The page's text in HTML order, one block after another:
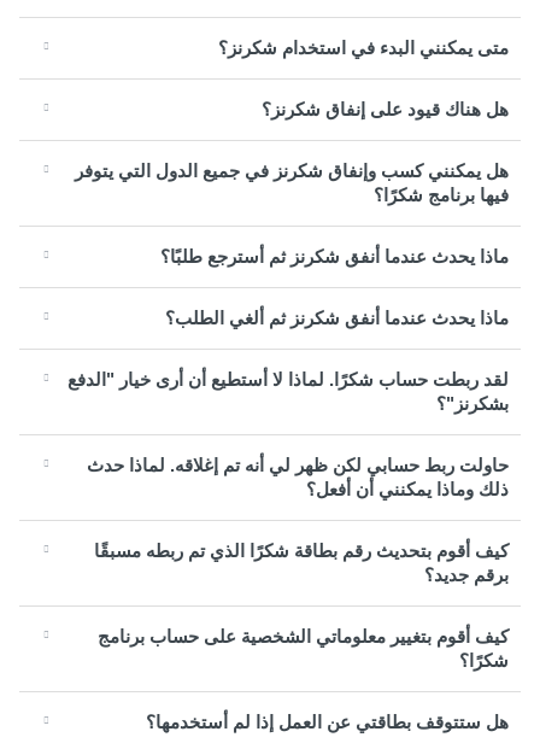
متى يمكنني البدء في استخدام شكرنز؟
هل هناك قيود على إنفاق شكرنز؟
هل يمكنني كسب وإنفاق شكرنز في جميع الدول التي يتوفر
فيها برنامج شكرًا؟
ماذا يحدث عندما أنفق شكرنز ثم أسترجع طلبًا؟
ماذا يحدث عندما أنفق شكرنز ثم ألغي الطلب؟
لقد ربطت حساب شكرًا. لماذا لا أستطيع أن أرى خيار "الدفع
بشكرنز"؟
حاولت ربط حسابي لكن ظهر لي أنه تم إغلاقه. لماذا حدث
ذلك وماذا يمكنني أن أفعل؟
كيف أقوم بتحديث رقم بطاقة شكرًا الذي تم ربطه مسبقًا
برقم جديد؟
كيف أقوم بتغيير معلوماتي الشخصية على حساب برنامج
شكرًا؟
هل ستتوقف بطاقتي عن العمل إذا لم أستخدمها؟